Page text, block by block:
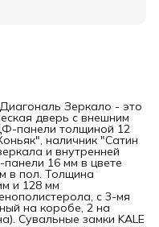
Зеркало - это
дверь с внешним
панели толщиной 12
наличник "Сатин
и внутренней
16 мм в цвете
в пол. Толщина
и 128 мм
с 3-мя
на коробе, 2 на
Сувальные замки KALE